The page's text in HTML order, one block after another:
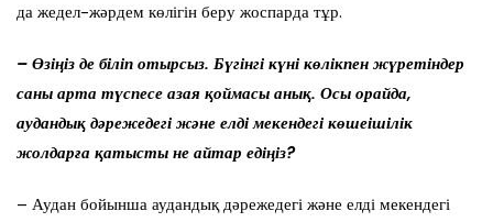
да жедел-жәрдем көлігін беру жоспарда тұр.
– Өзіңіз де біліп отырсыз. Бүгінгі күні көлікпен жүретіндер
саны арта түспесе азая қоймасы анық. Осы орайда,
аудандық дәрежедегі және елді мекендегі көшеішілік
жолдарға қатысты не айтар едіңіз?
– Аудан бойынша аудандық дәрежедегі және елді мекендегі